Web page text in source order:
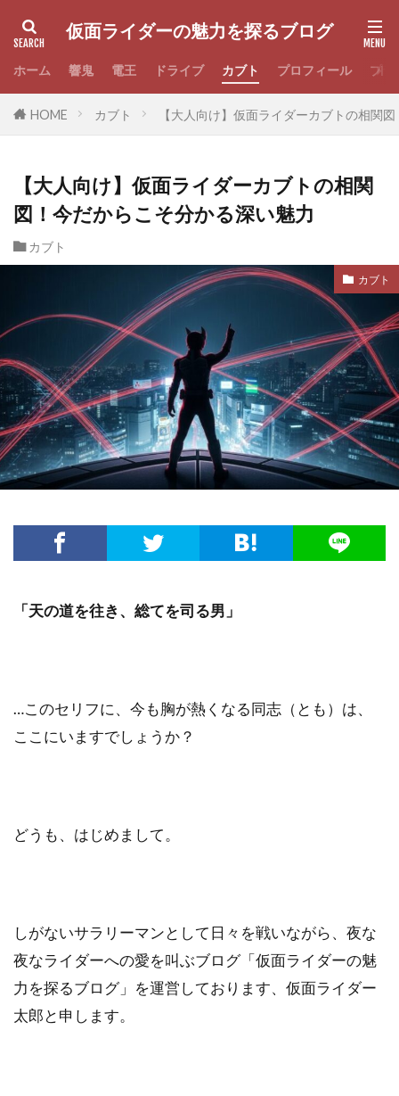
仮面ライダーの魅力を探るブログ
ホーム 響鬼 電王 ドライブ カブト プロフィール プラ
HOME カブト 【大人向け】仮面ライダーカブトの相関
【大人向け】仮面ライダーカブトの相関
図！今だからこそ分かる深い魅力
カブト
カブト
「天の道を往き、総てを司る男」
…このセリフに、今も胸が熱くなる同志（とも）は、
ここにいますでしょうか？
どうも、はじめまして。
しがないサラリーマンとして日々を戦いながら、夜な
夜なライダーへの愛を叫ぶブログ「仮面ライダーの魅
力を探るブログ」を運営しております、仮面ライダー
太郎と申します。